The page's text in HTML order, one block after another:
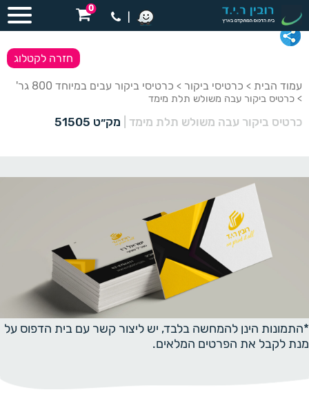
0
עמוד הבית > כרטיסי ביקור > כרטיסי ביקור עבים במיוחד 800 גר'
> כרטיס ביקור עבה משולש תלת מימד
כרטיס ביקור עבה משולש תלת מימד מק״ט 51505
חזרה לקטלוג
*התמונות הינן להמחשה בלבד, יש ליצור קשר עם בית הדפוס על
מנת לקבל את הפרטים המלאים.